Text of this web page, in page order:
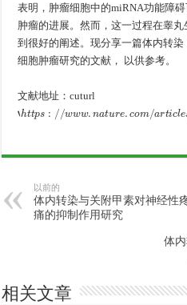
表明，肿瘤细胞中的miRNA功能障
肿瘤的进展。然而，这一过程在睾
到很好的阐述。现分享一篇体内转染
细胞肿瘤研究的文献， 以供参考。
文献地址：cuturl
h ttp w w c es 41419
以前的
体内转染与关附甲素对神经性
痛的抑制作用研究
体
相关文章